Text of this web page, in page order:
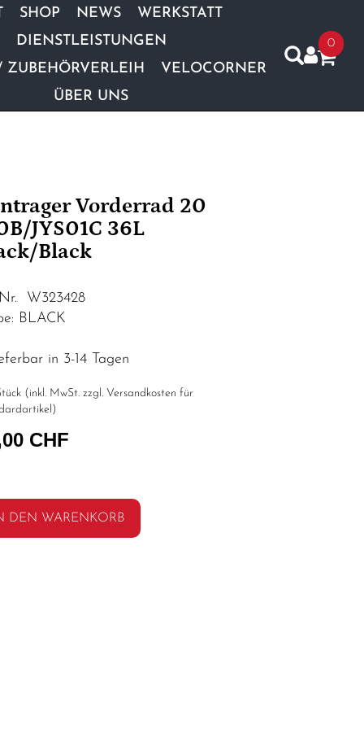
SHOP NEWS
WERKSTATT
DIENSTLEISTUNGEN
ZUBEHÖRVERLEIH
VELOCORNER
ÜBER UNS
0
Vorderrad 20
JYS01C 36L
Black
W323428
BLACK
in 3-14 Tagen
(inkl. MwSt. zzgl. Versandkosten für
)
CHF
DEN WARENKORB